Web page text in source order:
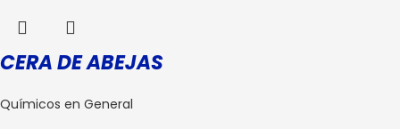
CERA DE ABEJAS
Químicos en General